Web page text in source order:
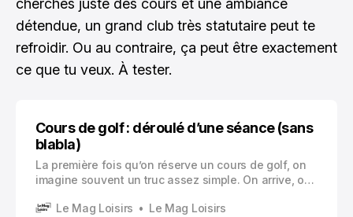
cherches juste des cours et une ambiance
détendue, un grand club très statutaire peut te
refroidir. Ou au contraire, ça peut être exactement
ce que tu veux. À tester.
Cours de golf : déroulé d’une séance (sans
blabla)
La première fois qu’on réserve un cours de golf, on
imagine souvent un truc assez simple. On arrive, on
détails, et voilà.
Le Mag Loisirs Le Mag Loisirs